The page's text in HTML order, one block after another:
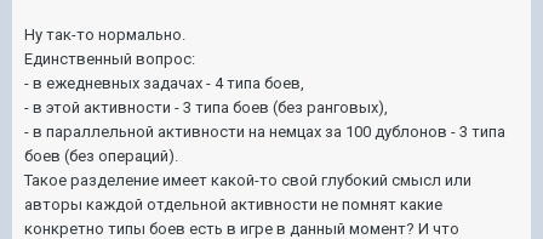
Ну так-то нормально.
Единственный вопрос:
- в ежедневных задачах - 4 типа боев,
- в этой активности - 3 типа боев (без ранговых),
- в параллельной активности на немцах за 100 дублонов - 3 типа
боев (без операций).
Такое разделение имеет какой-то свой глубокий смысл или
авторы каждой отдельной активности не помнят какие
конкретно типы боев есть в игре в данный момент? И что